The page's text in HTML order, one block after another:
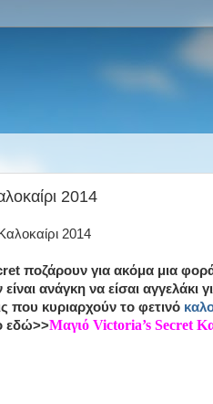
2014
ποζάρουν για ακόμα μια
ανάγκη να είσαι αγγελάκι
που κυριαρχούν το φετινό
εδώ>>Μαγιό Victoria’s Secret